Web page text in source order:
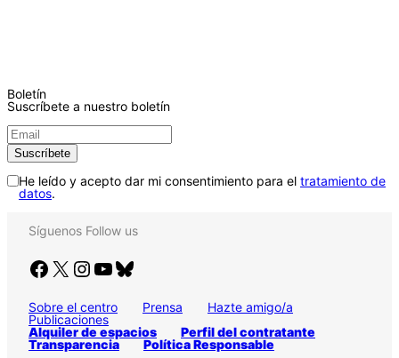
Boletín
Suscríbete a nuestro boletín
He leído y acepto dar mi consentimiento para el tratamiento de
datos.
Síguenos Follow us
Facebook X Instagram YouTube Bluesky
Sobre el centro Prensa
Hazte amigo/a
Publicaciones
Alquiler de espacios
Perfil del contratante
Transparencia
Política Responsable